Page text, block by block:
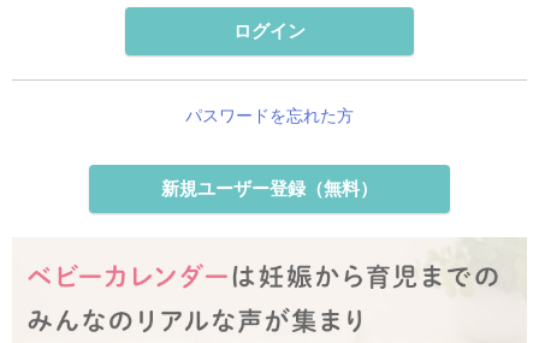
ログイン
パスワードを忘れた方
新規ユーザー登録（無料）